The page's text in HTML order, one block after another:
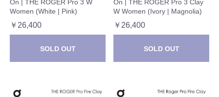
On | THE ROGER Pro 3 W
Women (White | Pink)
￥26,400
SOLD OUT
On | THE ROGER Pro 3 Clay
W Women (Ivory | Magnolia)
￥26,400
SOLD OUT